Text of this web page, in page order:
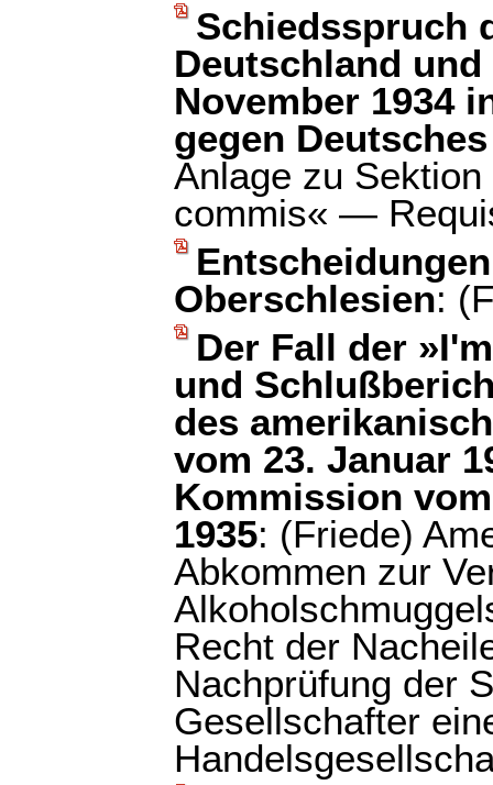
Schiedsspruch
Deutschland
November 1934
gegen
Anlage zu
commis« —
Oberschlesien:
Der Fall der
und
des
vom 23. Januar
Kommission
1935: (Friede)
Abkommen zur
Recht der
Nachprüfung der
Gesellschafter